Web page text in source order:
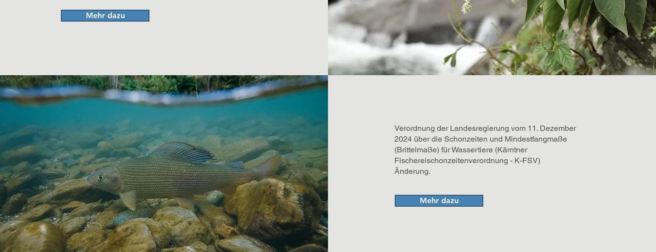
Mehr dazu
Verordnung der Landesregierung vom 11. Dezember
2024 über die Schonzeiten und Mindestfangmaße
(Brittelmaße) für Wassertiere (Kärntner
Fischereischonzeitenverordnung - K-FSV)
Änderung.
Mehr dazu